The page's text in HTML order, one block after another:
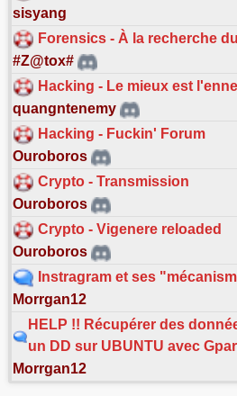
sisyang
Forensics - À la recherche
#Z@tox#
Hacking - Le mieux est
quangntenemy
Hacking - Fuckin' Forum
Ouroboros
Crypto - Transmission
Ouroboros
Crypto - Vigenere reloaded
Ouroboros
Instragram et ses
Morrgan12
HELP !! Récupérer des
un DD sur UBUNTU avec
Morrgan12